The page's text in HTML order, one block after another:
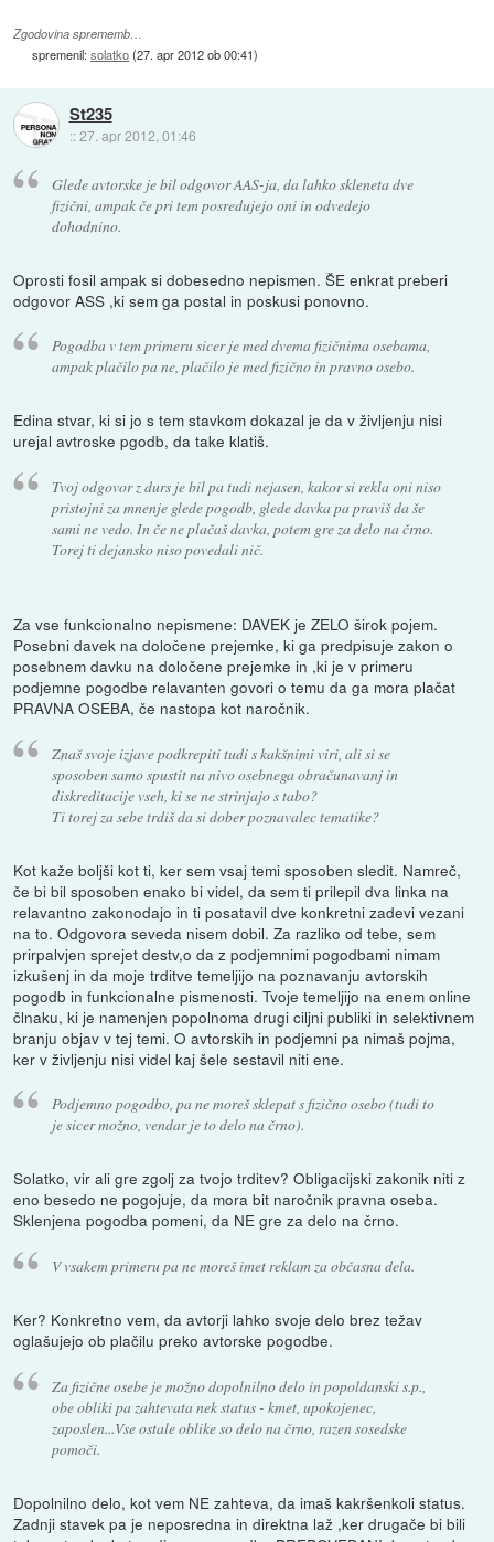
Zgodovina sprememb…
spremenil:solatko(27. apr 2012 ob 00:41)
St235
::27. apr 2012, 01:46
Glede avtorske je bil odgovor AAS-ja, da lahko skleneta dve
fizični, ampak če pri tem posredujejo oni in odvedejo
dohodnino.
Oprosti fosil ampak si dobesedno nepismen. ŠE enkrat preberi
odgovor ASS ,ki sem ga postal in poskusi ponovno.
Pogodba v tem primeru sicer je med dvema fizičnima osebama,
ampak plačilo pa ne, plačilo je med fizično in pravno osebo.
Edina stvar, ki si jo s tem stavkom dokazal je da v življenju nisi
urejal avtroske pgodb, da take klatiš.
Tvoj odgovor z durs je bil pa tudi nejasen, kakor si rekla oni niso
pristojni za mnenje glede pogodb, glede davka pa praviš da še
sami ne vedo. In če ne plačaš davka, potem gre za delo na črno.
Torej ti dejansko niso povedali nič.
Za vse funkcionalno nepismene: DAVEK je ZELO širok pojem.
Posebni davek na določene prejemke, ki ga predpisuje zakon o
posebnem davku na določene prejemke in ,ki je v primeru
podjemne pogodbe relavanten govori o temu da ga mora plačat
PRAVNA OSEBA, če nastopa kot naročnik.
Znaš svoje izjave podkrepiti tudi s kakšnimi viri, ali si se
sposoben samo spustit na nivo osebnega obračunavanj in
diskreditacije vseh, ki se ne strinjajo s tabo?
Ti torej za sebe trdiš da si dober poznavalec tematike?
Kot kaže boljši kot ti, ker sem vsaj temi sposoben sledit. Namreč,
če bi bil sposoben enako bi videl, da sem ti prilepil dva linka na
relavantno zakonodajo in ti posatavil dve konkretni zadevi vezani
na to. Odgovora seveda nisem dobil. Za razliko od tebe, sem
prirpalvjen sprejet destv,o da z podjemnimi pogodbami nimam
izkušenj in da moje trditve temeljijo na poznavanju avtorskih
pogodb in funkcionalne pismenosti. Tvoje temeljijo na enem online
člnaku, ki je namenjen popolnoma drugi ciljni publiki in selektivnem
branju objav v tej temi. O avtorskih in podjemni pa nimaš pojma,
ker v življenju nisi videl kaj šele sestavil niti ene.
Podjemno pogodbo, pa ne moreš sklepat s fizično osebo (tudi to
je sicer možno, vendar je to delo na črno).
Solatko, vir ali gre zgolj za tvojo trditev? Obligacijski zakonik niti z
eno besedo ne pogojuje, da mora bit naročnik pravna oseba.
Sklenjena pogodba pomeni, da NE gre za delo na črno.
V vsakem primeru pa ne moreš imet reklam za občasna dela.
Ker? Konkretno vem, da avtorji lahko svoje delo brez težav
oglašujejo ob plačilu preko avtorske pogodbe.
Za fizične osebe je možno dopolnilno delo in popoldanski s.p.,
obe obliki pa zahtevata nek status - kmet, upokojenec,
zaposlen...Vse ostale oblike so delo na črno, razen sosedske
pomoči.
Dopolnilno delo, kot vem NE zahteva, da imaš kakršenkoli status.
Zadnji stavek pa je neposredna in direktna laž ,ker drugače bi bili